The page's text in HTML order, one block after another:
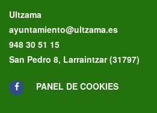
Ultzama
ayuntamiento@ultzama.es
948 30 51 15
San Pedro 8, Larraintzar (31797)
PANEL DE COOKIES